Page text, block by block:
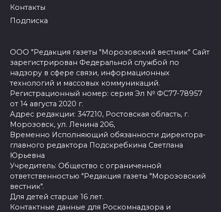
Контакты
Подписка
ООО "Редакция газеты "Морозовский вестник" Сайт
зарегистрирован Федеральной службой по
надзору в сфере связи, информационных
технологий и массовых коммуникаций.
Регистрационный номер: серия Эл № ФС77-78957
от 14 августа 2020 г.
Адрес редакции: 347210, Ростовская область, г.
Морозовск, ул. Ленина 206,
Временно Исполняющий обязанности директора-
главного редактора Подскребкина Светлана
Юрьевна
Учредитель: Общество с ограниченной
ответственностью "Редакция газеты "Морозовский
вестник".
Для детей старше 16 лет.
Контактные данные для Роскомнадзора и